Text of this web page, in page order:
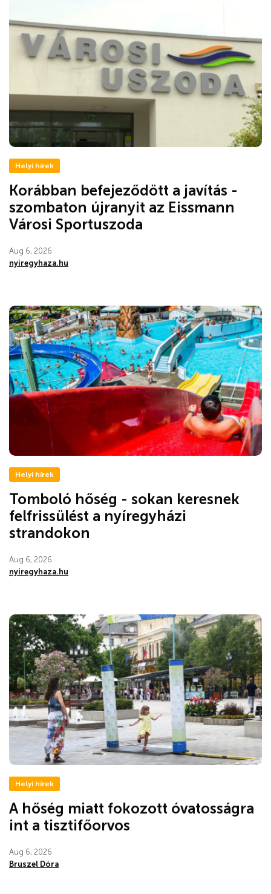
Helyi hírek
Korábban befejeződött a javítás -
szombaton újranyit az Eissmann
Városi Sportuszoda
Aug 6, 2026
nyiregyhaza.hu
Helyi hírek
Tomboló hőség - sokan keresnek
felfrissülést a nyíregyházi
strandokon
Aug 6, 2026
nyiregyhaza.hu
Helyi hírek
A hőség miatt fokozott óvatosságra
int a tisztifőorvos
Aug 6, 2026
Bruszel Dóra